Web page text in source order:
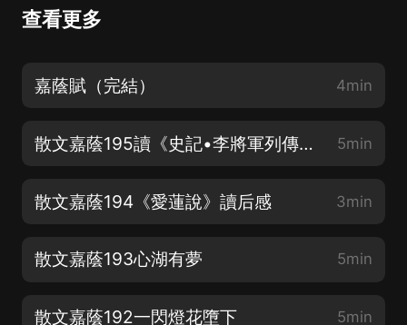
查看更多
嘉蔭賦（完結） 4min
散文嘉蔭195讀《史記•李將軍列傳》有感（演播木兮無聲） 5min
散文嘉蔭194《愛蓮說》讀后感 3min
散文嘉蔭193心湖有夢 5min
散文嘉蔭192一閃燈花墮下 5min